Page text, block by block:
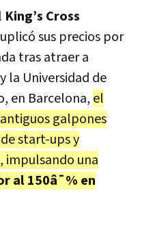
King’s Cross
sus precios por
tras atraer a
la Universidad de
en Barcelona, el
galpones
start-ups y
impulsando una
al 150â¯% en